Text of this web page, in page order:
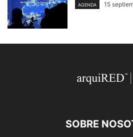
AGENDA 15
SOBRE